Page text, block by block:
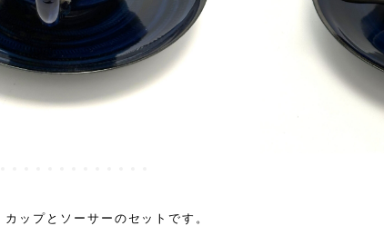
カップとソーサーのセットです。